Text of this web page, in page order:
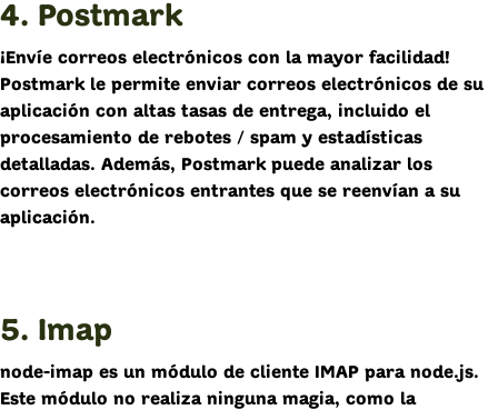
4. Postmark
¡Envíe correos electrónicos con la mayor facilidad!
Postmark le permite enviar correos electrónicos de su
aplicación con altas tasas de entrega, incluido el
procesamiento de rebotes / spam y estadísticas
detalladas. Además, Postmark puede analizar los
correos electrónicos entrantes que se reenvían a su
aplicación.
5. Imap
node-imap es un módulo de cliente IMAP para node.js.
Este módulo no realiza ninguna magia, como la